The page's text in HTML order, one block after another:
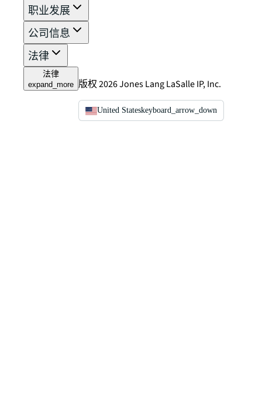
职业发展
公司信息
法律
法律
expand_more 版权 2026 Jones Lang LaSalle IP, Inc.
United Stateskeyboard_arrow_down